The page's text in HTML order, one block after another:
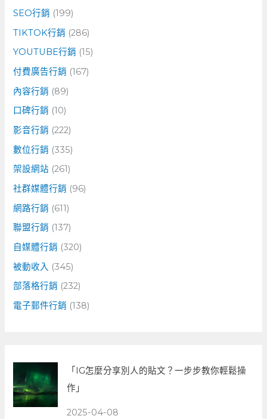
SEO行銷 (199)
TIKTOK行銷 (286)
YOUTUBE行銷 (15)
付費廣告行銷 (167)
內容行銷 (89)
口碑行銷 (10)
影音行銷 (222)
數位行銷 (335)
架設網站 (261)
社群媒體行銷 (96)
網路行銷 (611)
聯盟行銷 (137)
自媒體行銷 (320)
被動收入 (345)
部落格行銷 (232)
電子郵件行銷 (138)
「IG怎麼分享別人的貼文？一步步教你輕鬆操
作」
2025-04-08